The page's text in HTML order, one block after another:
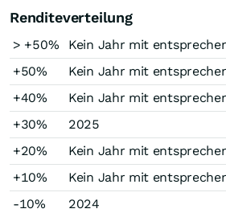
Renditeverteilung
> +50%
Kein Jahr mit
+50%
Kein Jahr mit
+40%
Kein Jahr mit
+30%
2025
+20%
Kein Jahr mit
+10%
Kein Jahr mit
-10%
2024